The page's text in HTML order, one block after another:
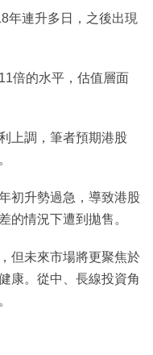
年連升多日，之後出現
倍的水平，估值層面
上調，筆者預期港股
初升勢過急，導致港股
的情況下遭到拋售。
但未來市場將更聚焦於
康。從中、長線投資角